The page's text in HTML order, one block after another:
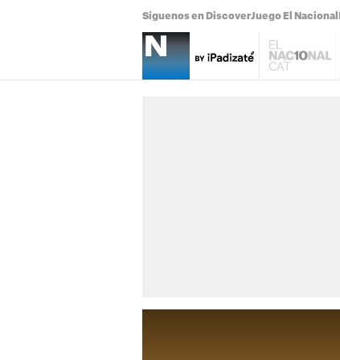
Síguenos en DiscoverJuego El Nacional